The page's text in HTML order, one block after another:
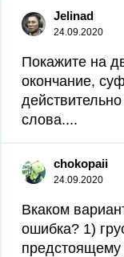
Jelinad
24.09.2020
Покажите на
окончание,
слова....
chokopaii
24.09.2020
Вкаком
ошибка? 1)
предстоящему